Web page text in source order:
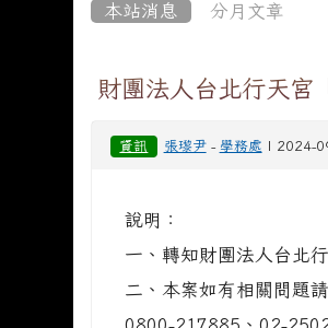
本站消息 分月文章
財團法人台北行天宮
資訊 張瓈尹- 學務處 | 2024-
說明：
一、轉知財團法人台北
二、本案如有相關問題
0800-217885、02-